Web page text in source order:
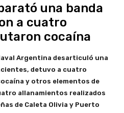
una banda
a cuatro
cocaína
Argentina desarticuló una
detuvo a cuatro
y otros elementos de
allanamientos realizados
de Caleta Olivia y Puerto